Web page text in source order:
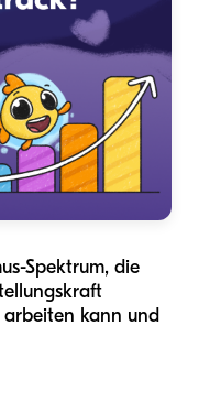
Spektrum, die
kann und